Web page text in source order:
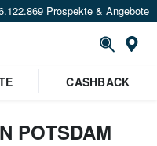
Prospekte & Angebote
CASHBACK
POTSDAM